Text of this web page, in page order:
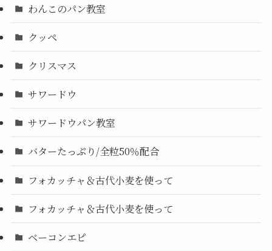
わんこのパン教室
クッペ
クリスマス
サワードウ
サワードウパン教室
バターたっぷり/全粒50％配合
フォカッチャ＆古代小麦を使って
フォカッチャ＆古代小麦を使って
ベーコンエピ